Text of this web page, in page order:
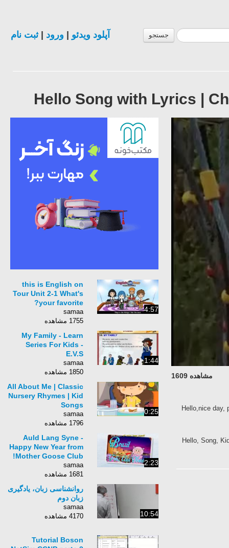
جستجو آپلود ویدئو ورود |ثبت نام
Hello Song with Lyrics |
مشاهده 1609
Hello,nice day,
Hello, Song,
4:57
this is English on
Tour Unit 2-1 What's
your favorite?
samaa
1755 مشاهده
1:44
My Family - Learn
Series For Kids -
E.V.S
samaa
1850 مشاهده
0:25
All About Me | Classic
Nursery Rhymes | Kid
Songs
samaa
1796 مشاهده
2:23
Auld Lang Syne -
Happy New Year from
Mother Goose Club!
samaa
1681 مشاهده
10:54
روانشناسی زبان، یادگیری
زبان دوم
samaa
4170 مشاهده
Tutorial Boson